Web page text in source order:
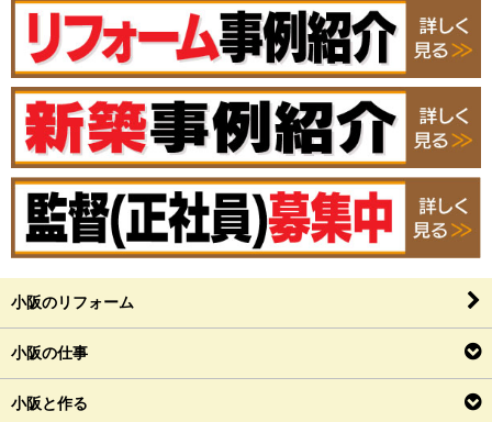
小阪のリフォーム
小阪の仕事
小阪と作る